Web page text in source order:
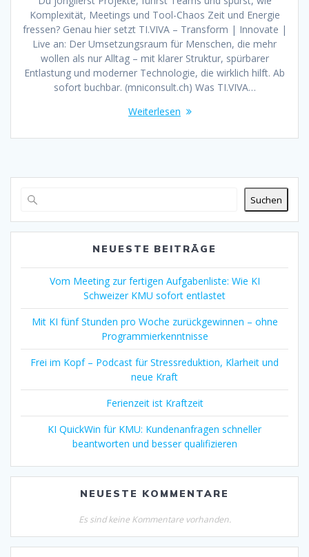
Komplexität, Meetings und Tool-Chaos Zeit und Energie
fressen? Genau hier setzt TI.VIVA – Transform | Innovate |
Live an: Der Umsetzungsraum für Menschen, die mehr
wollen als nur Alltag – mit klarer Struktur, spürbarer
Entlastung und moderner Technologie, die wirklich hilft. Ab
sofort buchbar. (mniconsult.ch) Was TI.VIVA…
Weiterlesen
Suchen
NEUESTE BEITRÄGE
Vom Meeting zur fertigen Aufgabenliste: Wie KI
Schweizer KMU sofort entlastet
Mit KI fünf Stunden pro Woche zurückgewinnen – ohne
Programmierkenntnisse
Frei im Kopf – Podcast für Stressreduktion, Klarheit und
neue Kraft
Ferienzeit ist Kraftzeit
KI QuickWin für KMU: Kundenanfragen schneller
beantworten und besser qualifizieren
NEUESTE KOMMENTARE
Es sind keine Kommentare vorhanden.